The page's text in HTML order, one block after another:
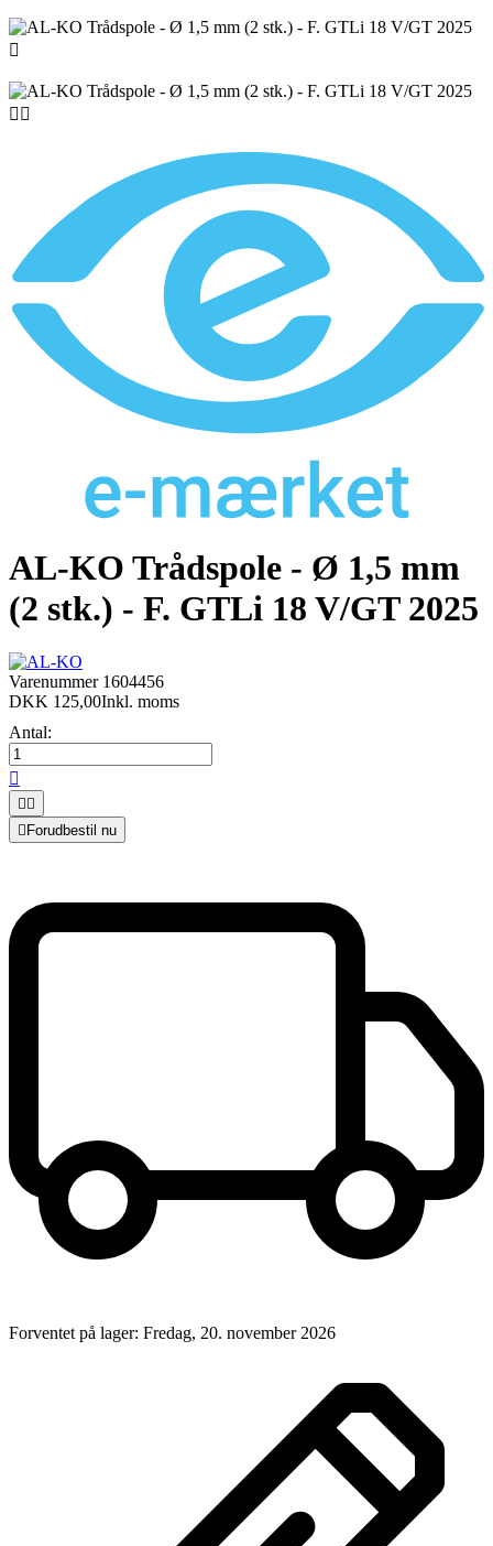

 
AL-KO Trådspole - Ø 1,5 mm
(2 stk.) - F. GTLi 18 V/GT 2025
Varenummer 1604456
DKK 125,00Inkl. moms
Antal:

 
 Forudbestil nu
Forventet på lager: Fredag, 20. november 2026